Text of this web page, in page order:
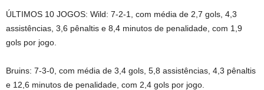
ÚLTIMOS 10 JOGOS: Wild: 7-2-1, com média de 2,7 gols, 4,3
assistências, 3,6 pênaltis e 8,4 minutos de penalidade, com 1,9
gols por jogo.
Bruins: 7-3-0, com média de 3,4 gols, 5,8 assistências, 4,3 pênaltis
e 12,6 minutos de penalidade, com 2,4 gols por jogo.